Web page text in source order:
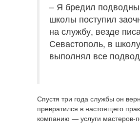
– Я бредил
школы поступил
на службу, везде
Севастополь, в
выполнял все
Спустя три года службы он
превратился в настоящего
компанию — услуги мастеров-